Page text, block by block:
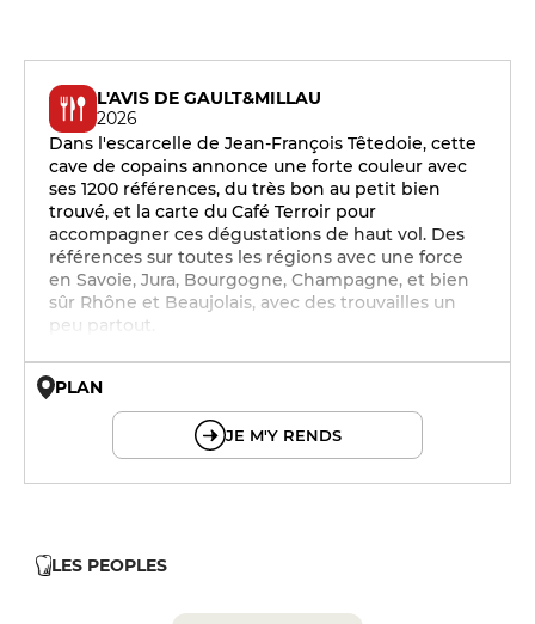
L'AVIS DE GAULT&MILLAU
2026
Dans l'escarcelle de Jean-François Têtedoie, cette
cave de copains annonce une forte couleur avec
ses 1200 références, du très bon au petit bien
trouvé, et la carte du Café Terroir pour
accompagner ces dégustations de haut vol. Des
références sur toutes les régions avec une force
en Savoie, Jura, Bourgogne, Champagne, et bien
sûr Rhône et Beaujolais, avec des trouvailles un
peu partout.
PLAN
JE M'Y RENDS
LES PEOPLES